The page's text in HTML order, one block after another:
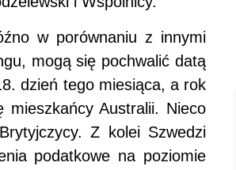
w porównaniu z innymi
mogą się pochwalić datą
dzień tego miesiąca, a rok
mieszkańcy Australii. Nieco
Z kolei Szwedzi
podatkowe na poziomie